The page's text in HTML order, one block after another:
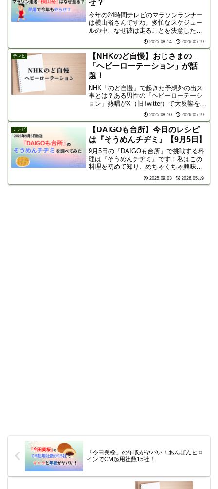
せ？
今年の24時間テレビのマラソンランナー
は横山裕さんですね。多忙なスケジュー
ルの中、なぜ彼は走ることを決意したの
でしょうか？そして、毎年恒例の「やら
せ疑惑」は今年も浮上するのか‥彼の生
い立ちや過去の出来事を振り返りなが
ら、その走る理由と、この...
2025.08.14 2026.05.19
テレビ
【NHKのど自慢】おじさまの
「ヘビーローテーション」が話
題！
NHK「のど自慢」で起きた予想外の出来
事とは？ある男性の「ヘビーローテーシ
ョン」熱唱がX（旧Twitter）で大反響を呼
んだ理由を解説します。2025.08.10 2026.05.19
テレビ
【DAIGOも台所】今日のレシピ
は『そうめんチヂミ』【9月5日】
9月5日の『DAIGOも台所』で挑戦する料
理は『そうめんチヂミ』です！私はこの
料理を初めて知り、めちゃくちゃ興味が
沸いたので、一足先に調べてみました！
そうめんチヂミとはそうめんチヂミは、
2025.09.03 2026.05.19
「今田美桜」の年収がヤバい！あんぱんヒロ
インでCM起用社数15社！